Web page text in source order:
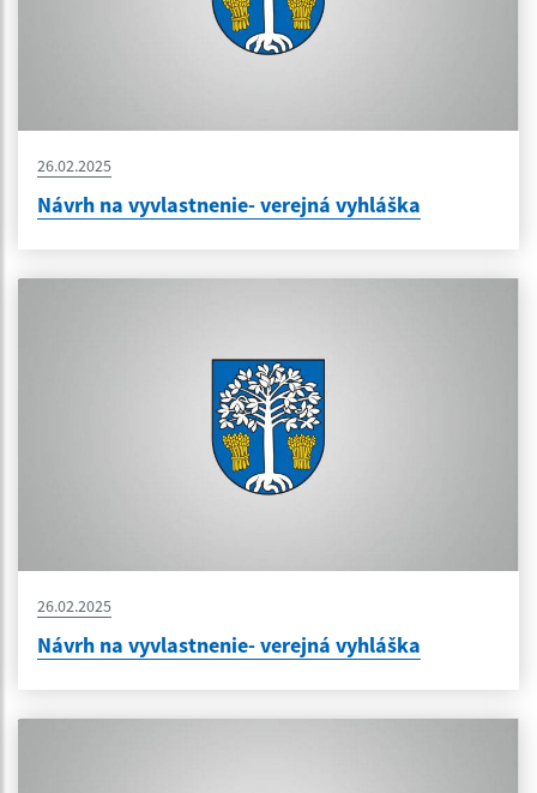
26.02.2025
Návrh na vyvlastnenie- verejná vyhláška
26.02.2025
Návrh na vyvlastnenie- verejná vyhláška